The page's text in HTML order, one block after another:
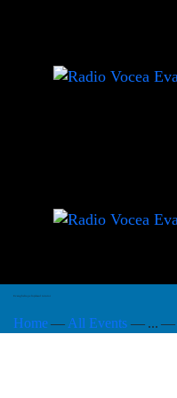
Evanghelia pe înțelesul tuturor
Home All Events ...